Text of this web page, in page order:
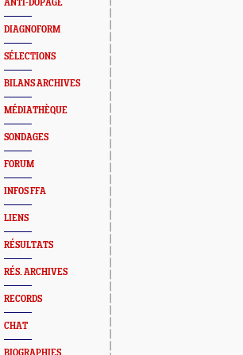
ANTI-DOPAGE
DIAGNOFORM
SÉLECTIONS
BILANS ARCHIVES
MÉDIATHÈQUE
SONDAGES
FORUM
INFOS FFA
LIENS
RÉSULTATS
RÉS. ARCHIVES
RECORDS
CHAT